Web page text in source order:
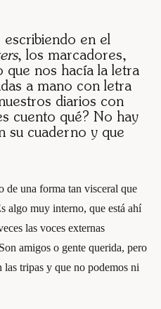
escribiendo en el
, los marcadores,
nos hacía la letra
a mano con letra
diarios con
cuento qué? No hay
su cuaderno y que
de una forma tan visceral que
algo muy interno, que está ahí
las voces externas
amigos o gente querida, pero
las tripas y que no podemos ni